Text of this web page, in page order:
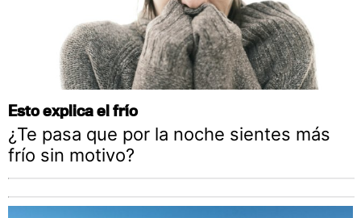
Esto explica el frío
¿Te pasa que por la noche sientes más
frío sin motivo?